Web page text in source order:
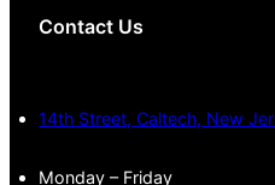
Contact Us
14th Street, Caltech, New
Monday – Friday